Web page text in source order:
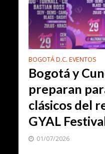
BOGOTÁ D.C. EVENTOS
Bogotá y
preparan
clásicos del
GYAL
01/07/2026